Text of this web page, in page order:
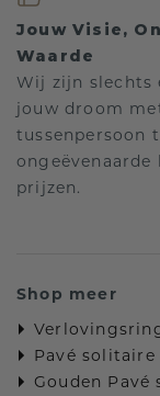
Jouw Visie,
Waarde
Wij zijn slechts
jouw droom
tussenpersoon
prijzen.
Shop meer
Pavé solitaire
Gouden